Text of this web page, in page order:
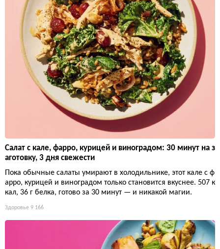
Салат с кале, фарро, курицей и виноградом: 30 минут на з
аготовку, 3 дня свежести
Пока обычные салаты умирают в холодильнике, этот кале с ф
арро, курицей и виноградом только становится вкуснее. 507 к
кал, 36 г белка, готово за 30 минут — и никакой магии.
Здоровье 9 166